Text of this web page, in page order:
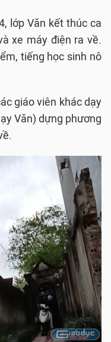
lớp Văn kết thúc ca
xe máy điện ra về.
tiếng học sinh nô
giáo viên khác dạy
Văn) dựng phương